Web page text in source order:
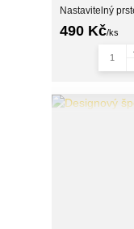
Nastavitelný
490 Kč/ks